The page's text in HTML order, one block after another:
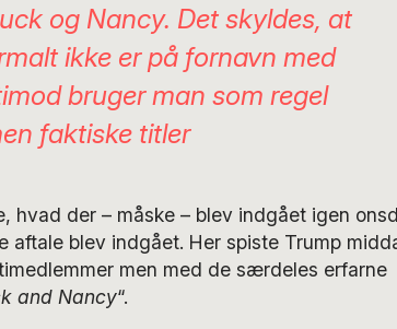
og Nancy. Det skyldes, at
ikke er på fornavn med
bruger man som regel
faktiske titler
hvad der – måske – blev indgået igen
aftale blev indgået. Her spiste Trump
men med de særdeles erfarne
and Nancy“.